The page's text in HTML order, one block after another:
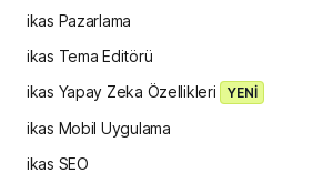
ikas Pazarlama
ikas Tema Editörü
ikas Yapay Zeka Özellikleri
YENİ
ikas Mobil Uygulama
ikas SEO